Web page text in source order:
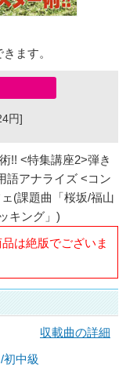
ます。
円]
!! <特集講座2>弾き
語アナライズ <コン
(課題曲「桜坂/福山
キング」)
は絶版でございま
収載曲の詳細
/初中級